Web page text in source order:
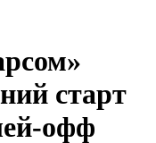
старт
офф